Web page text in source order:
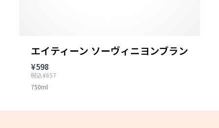
エイティーン ソーヴィニヨンブラン
¥598
税込¥657
750ml